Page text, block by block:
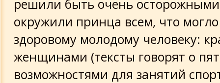
решили быть очень
окружили принца всем, что
здоровому молодому человеку:
женщинами (тексты говорят о
возможностями для занятий